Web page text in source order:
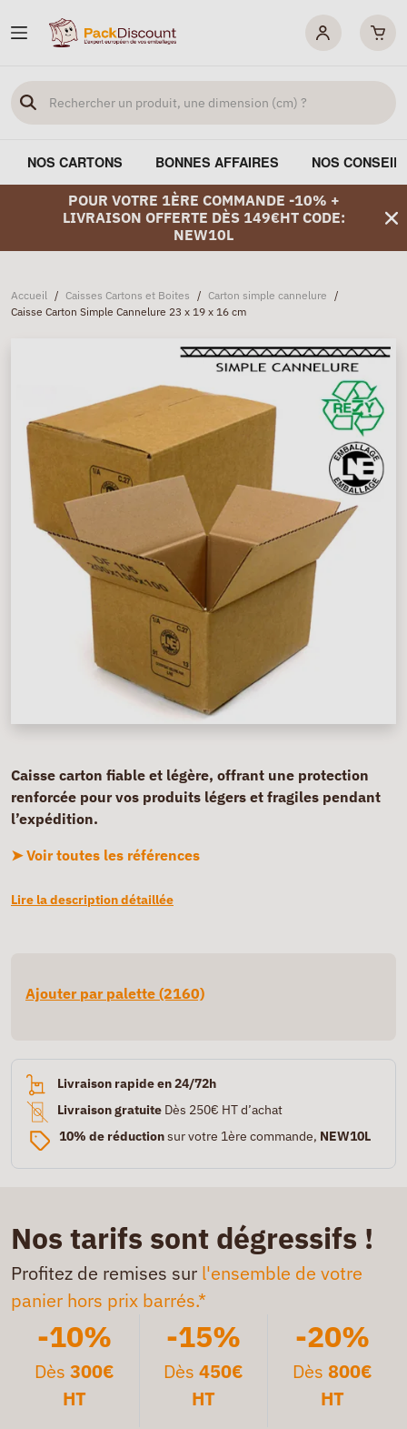
NOS CARTONS BONNES AFFAIRES NOS
POUR VOTRE 1ÈRE COMMANDE -10% +
LIVRAISON OFFERTE DÈS 149€HT CODE:
NEW10L
Accueil / Caisses Cartons et Boites / Carton simple cannelure /
Caisse Carton Simple Cannelure 23 x 19 x 16 cm
Caisse carton fiable et légère, offrant une protection
renforcée pour vos produits légers et fragiles pendant
l’expédition.
➤ Voir toutes les références
Lire la description détaillée
Ajouter par palette (2160)
Livraison rapide en 24/72h
Livraison gratuite Dès 250€ HT d’achat
10% de réductionsur votre 1ère commande, NEW10L
Nos tarifs sont dégressifs !
Profitez de remises sur l'ensemble de votre
panier hors prix barrés.*
-10%
Dès300€
HT
-15%
Dès 450€
HT
-20%
Dès 800€
HT